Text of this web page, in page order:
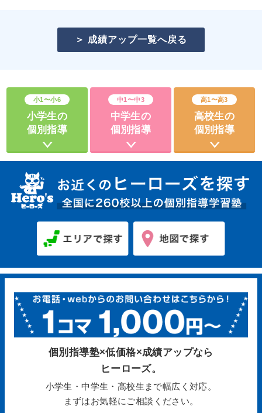
＞ 成績アップ一覧へ戻る
小学生の
個別指導
小1〜小6
中学生の
個別指導
中1〜中3
高校生の
個別指導
高1〜高3
個別指導塾×低価格×成績アップなら
ヒーローズ。
小学生・中学生・高校生まで幅広く対応。
まずはお気軽にご相談ください。